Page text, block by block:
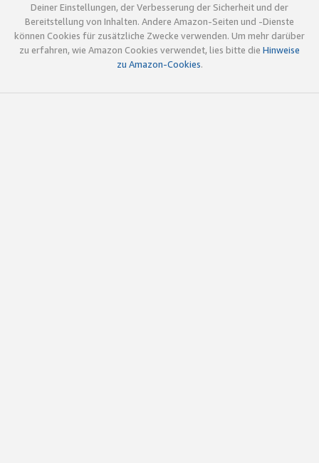
Deiner Einstellungen, der Verbesserung der Sicherheit und der
Bereitstellung von Inhalten. Andere Amazon-Seiten und -Dienste
können Cookies für zusätzliche Zwecke verwenden. Um mehr darüber
zu erfahren, wie Amazon Cookies verwendet, lies bitte die Hinweise
zu Amazon-Cookies.